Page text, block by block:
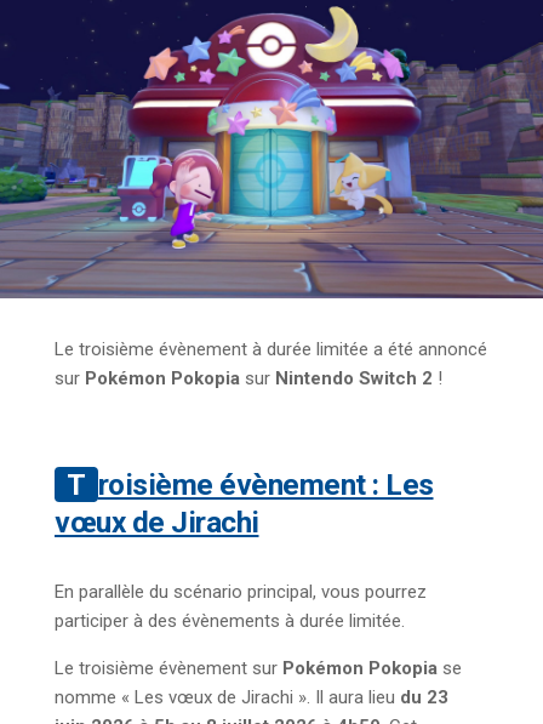
Le troisième évènement à durée limitée a été annoncé
sur Pokémon Pokopia sur Nintendo Switch 2 !
Troisième évènement : Les
vœux de Jirachi
En parallèle du scénario principal, vous pourrez
participer à des évènements à durée limitée.
Le troisième évènement sur Pokémon Pokopia se
nomme « Les vœux de Jirachi ». Il aura lieu du 23